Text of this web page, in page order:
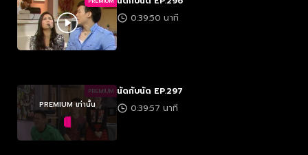
0:39:50 นาที
PREMIUM
PREMIUM เท่านั้น
นัดกับนัด EP.297
0:39:57 นาที